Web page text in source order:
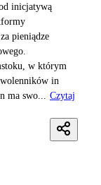
inicjatywą
pieniądze
w którym
in
ma swo...
Czytaj